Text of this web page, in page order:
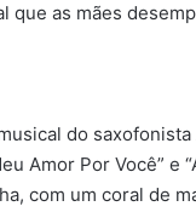
as mães
do
Amor Por Você” e
com um coral de